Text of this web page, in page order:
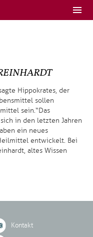
Hippokrates, der
sollen
sein.“ Das
in den letzten Jahren
ein neues
entwickelt. Bei
altes Wissen
Kontakt